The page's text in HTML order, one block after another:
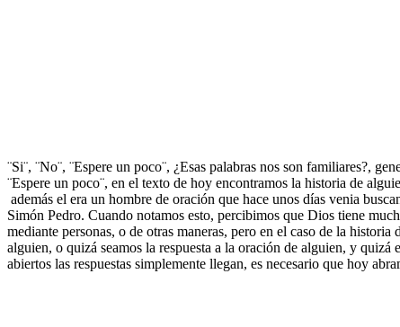
¨Si¨, ¨No¨, ¨Espere un poco¨, ¿Esas palabras nos son familiares?,
¨Espere un poco¨, en el texto de hoy encontramos la historia de
además el era un hombre de oración que hace unos días venia
Simón Pedro. Cuando notamos esto, percibimos que Dios tiene
mediante personas, o de otras maneras, pero en el caso de la
alguien, o quizá seamos la respuesta a la oración de alguien, y quizá
abiertos las respuestas simplemente llegan, es necesario que hoy